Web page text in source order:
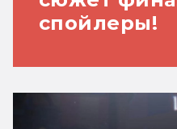
спойлеры!